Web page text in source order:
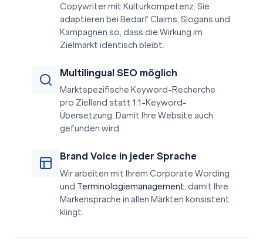
Copywriter mit Kulturkompetenz. Sie
adaptieren bei Bedarf Claims, Slogans und
Kampagnen so, dass die Wirkung im
Zielmarkt identisch bleibt.
Multilingual SEO möglich
Marktspezifische Keyword-Recherche
pro Zielland statt 1:1-Keyword-
Übersetzung. Damit Ihre Website auch
gefunden wird.
Brand Voice in jeder Sprache
Wir arbeiten mit Ihrem Corporate Wording
und Terminologiemanagement, damit Ihre
Markensprache in allen Märkten konsistent
klingt.